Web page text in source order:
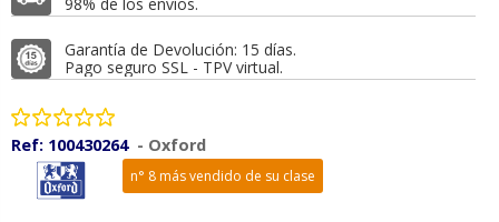
Garantía de Devolución: 15 días.
Pago seguro SSL - TPV virtual.
Ref: 100430264 - Oxford
n° 8 más vendido de su clase